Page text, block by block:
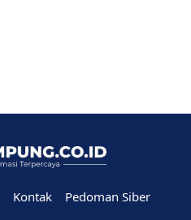
Kontak
Pedoman Siber